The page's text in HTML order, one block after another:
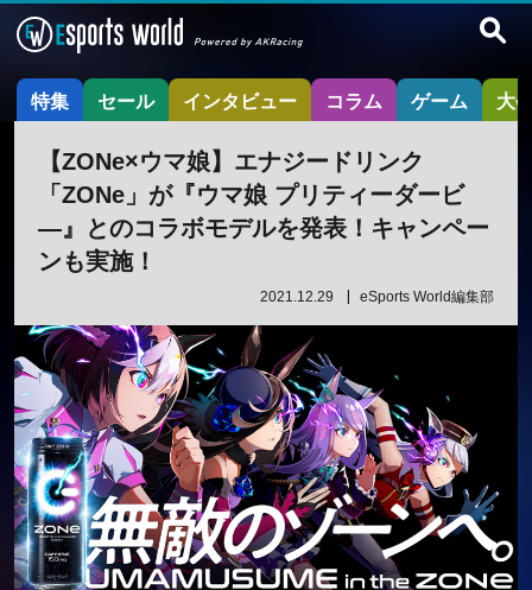
特集 セール インタビュー コラム ゲーム 大
【ZONe×ウマ娘】エナジードリンク
「ZONe」が『ウマ娘 プリティーダービ
―』とのコラボモデルを発表！キャンペー
ンも実施！
2021.12.29 eSports World編集部